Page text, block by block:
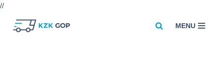
//
MENU